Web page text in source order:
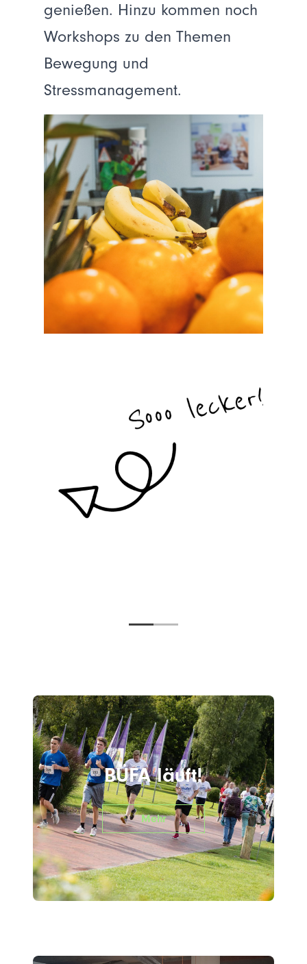
genießen. Hinzu kommen noch
Workshops zu den Themen
Bewegung und
Stressmanagement.
BÜFA läuft!
Mehr